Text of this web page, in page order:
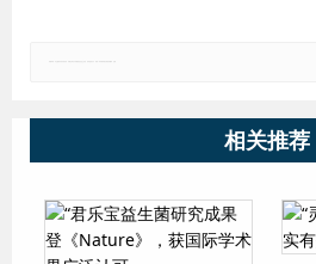
相关推荐